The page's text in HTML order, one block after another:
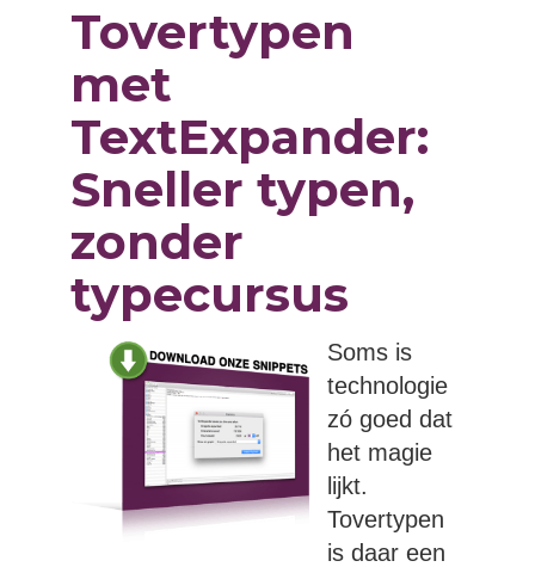
Tovertypen
met
TextExpander:
Sneller typen,
zonder
typecursus
Soms is
technologie
zó goed dat
het magie
lijkt.
Tovertypen
is daar een